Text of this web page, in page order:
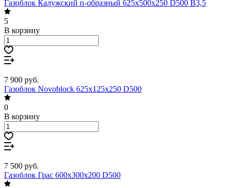
Газоблок Калужский п-образный 625х500х250 D500 B3,5
5
В корзину
7 900 руб.
Газоблок Novoblock 625х125х250 D500
0
В корзину
7 500 руб.
Газоблок Грас 600х300х200 D500